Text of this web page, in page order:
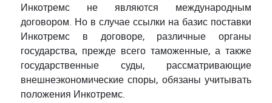
Инкотремс не являются международным
договором. Но в случае ссылки на базис поставки
Инкотремс в договоре, различные органы
государства, прежде всего таможенные, а также
государственные суды, рассматривающие
внешнеэкономические споры, обязаны учитывать
положения Инкотремс.